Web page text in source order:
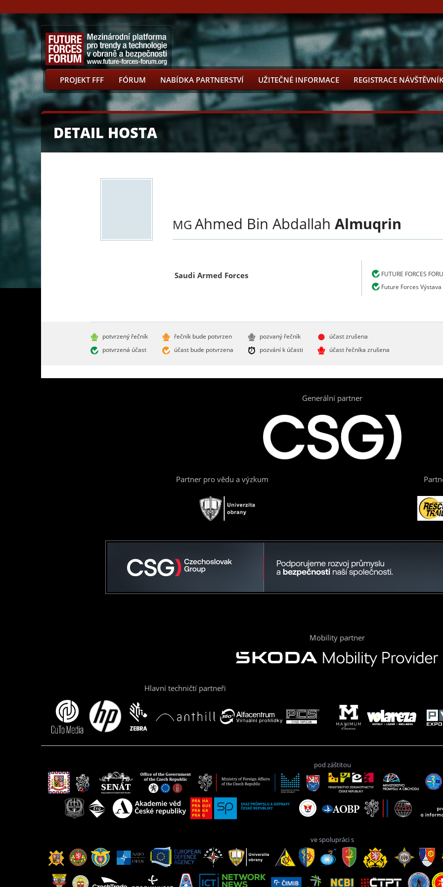
PROJEKT FFF FÓRUM NABÍDKA PARTNERSTVÍ UŽITEČNÉ INFORMACE REGISTRACE
DETAIL HOSTA
MG Ahmed Bin Abdallah Almuqrin
FUTURE FORCES
Future Forces
Saudi Armed Forces
potvrzený řečník
potvrzená účast
řečník bude potvrzen
účast bude potvrzena
pozvaný řečník
pozvání k účasti
účast zrušena
účast řečníka zrušena
Generální partner
Partner pro vědu a výzkum
Mobility partner
Hlavní techničtí partneři
pod záštitou
ve spolupráci s